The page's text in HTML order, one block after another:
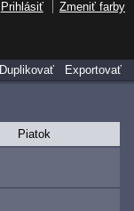
Piatok
Duplikovať Exportovať
Prihlásiť Zmeniť farby